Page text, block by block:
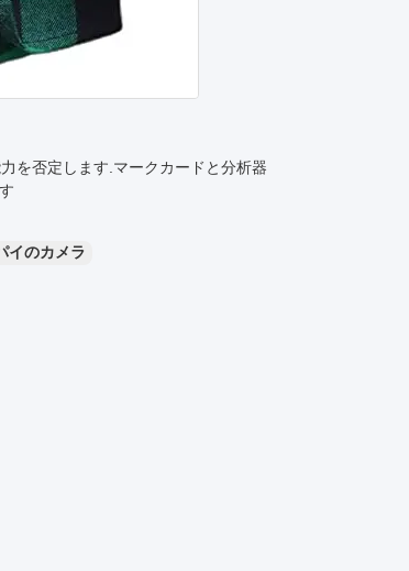
を否定します.マークカードと分析器
イのカメラ